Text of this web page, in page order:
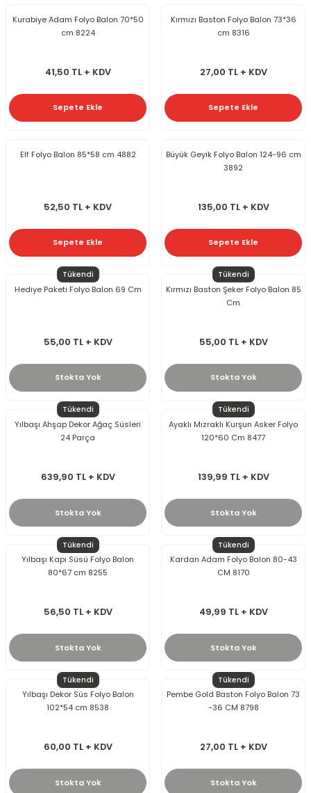
Kurabiye Adam Folyo Balon 70*50
cm 8224
41,50 TL + KDV
Sepete Ekle
Kırmızı Baston Folyo Balon 73*36
cm 8316
27,00 TL + KDV
Sepete Ekle
Elf Folyo Balon 85*58 cm 4882
52,50 TL + KDV
Sepete Ekle
Büyük Geyik Folyo Balon 124-96 cm
3892
135,00 TL + KDV
Sepete Ekle
Tükendi
Hediye Paketi Folyo Balon 69 Cm
55,00 TL + KDV
Stokta Yok
Tükendi
Kırmızı Baston Şeker Folyo Balon 85
Cm
55,00 TL + KDV
Stokta Yok
Tükendi
Yılbaşı Ahşap Dekor Ağaç Süsleri
24 Parça
639,90 TL + KDV
Stokta Yok
Tükendi
Ayaklı Mızraklı Kurşun Asker Folyo
120*60 Cm 8477
139,99 TL + KDV
Stokta Yok
Tükendi
Yılbaşı Kapı Süsü Folyo Balon
80*67 cm 8255
56,50 TL + KDV
Stokta Yok
Tükendi
Kardan Adam Folyo Balon 80-43
CM 8170
49,99 TL + KDV
Stokta Yok
Tükendi
Yılbaşı Dekor Süs Folyo Balon
102*54 cm 8538
60,00 TL + KDV
Stokta Yok
Tükendi
Pembe Gold Baston Folyo Balon 73
-36 CM 8798
27,00 TL + KDV
Stokta Yok